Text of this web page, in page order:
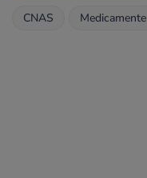
CNAS Medicamente